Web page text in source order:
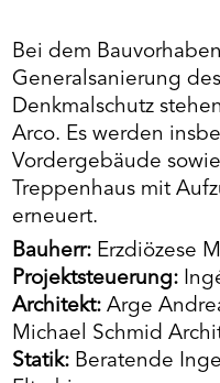
Bei dem
Generalsanierung
Denkmalschutz
Arco. Es werden
Vordergebäude
Treppenhaus mit
erneuert.
Bauherr: Erzdiözese
Projektsteuerung:
Architekt: Arge
Michael Schmid
Statik: Beratende